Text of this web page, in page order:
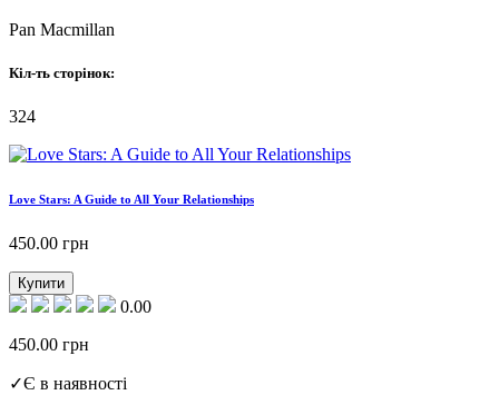
Pan Macmillan
Кіл-ть сторінок:
324
Love Stars: A Guide to All Your Relationships
450.00 грн
Купити
0.00
450.00 грн
✓Є в наявності